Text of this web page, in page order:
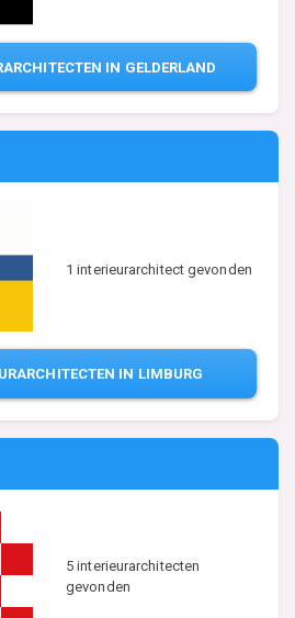
IN GELDERLAND
1 interieurarchitect gevonden
IN LIMBURG
5 interieurarchitecten
gevonden